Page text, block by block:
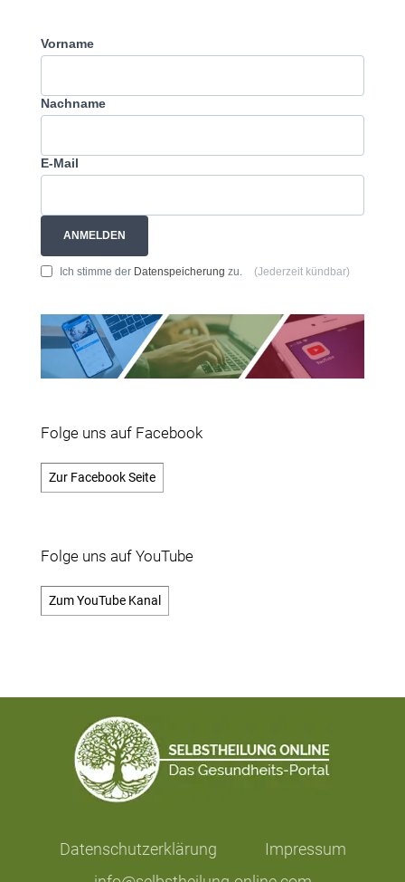
Vorname
Nachname
E-Mail
ANMELDEN
Ich stimme der Datenspeicherung zu. (Jederzeit kündbar)
Folge uns auf Facebook
Zur Facebook Seite
Folge uns auf YouTube
Zum YouTube Kanal
Datenschutzerklärung
Impressum